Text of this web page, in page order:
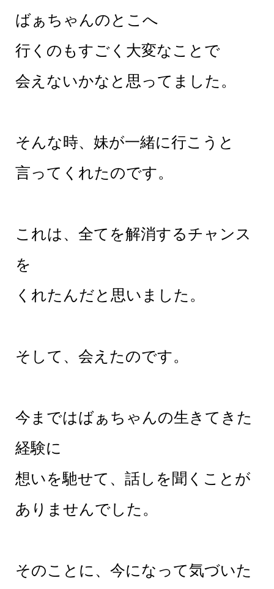
ばぁちゃんのとこへ
行くのもすごく大変なことで
会えないかなと思ってました。
そんな時、妹が一緒に行こうと
言ってくれたのです。
これは、全てを解消するチャンス
を
くれたんだと思いました。
そして、会えたのです。
今まではばぁちゃんの生きてきた
経験に
想いを馳せて、話しを聞くことが
ありませんでした。
そのことに、今になって気づいた